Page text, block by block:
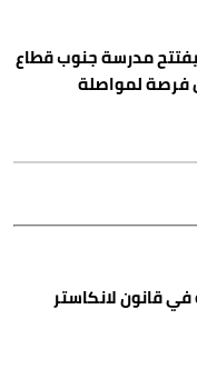
يفتتح مدرسة جنوب قطاع
فرصة لمواصلة
قانون لانكاستر